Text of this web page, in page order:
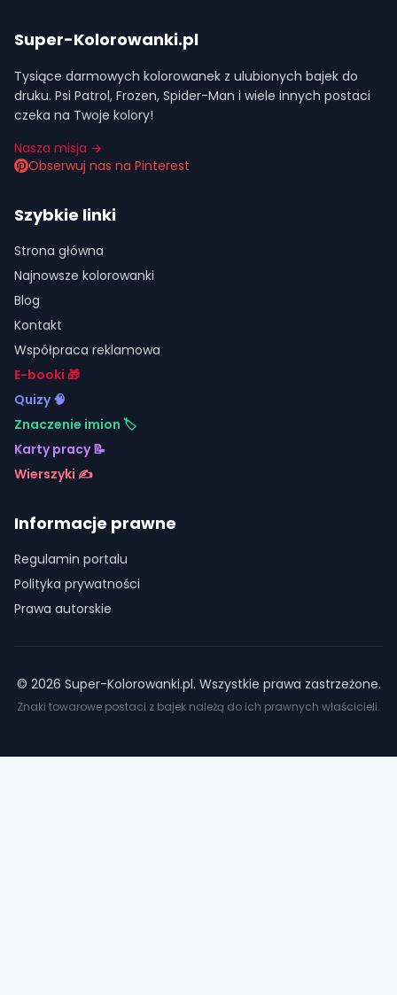
Super-Kolorowanki.pl
Tysiące darmowych kolorowanek z ulubionych bajek do
druku. Psi Patrol, Frozen, Spider-Man i wiele innych postaci
czeka na Twoje kolory!
Nasza misja →
Obserwuj nas na Pinterest
Szybkie linki
Strona główna
Najnowsze kolorowanki
Blog
Kontakt
Współpraca reklamowa
E-booki 🎁
Quizy 🧠
Znaczenie imion 🏷️
Karty pracy 📝
Wierszyki ✍️
Informacje prawne
Regulamin portalu
Polityka prywatności
Prawa autorskie
© 2026 Super-Kolorowanki.pl. Wszystkie prawa zastrzeżone.
Znaki towarowe postaci z bajek należą do ich prawnych właścicieli.